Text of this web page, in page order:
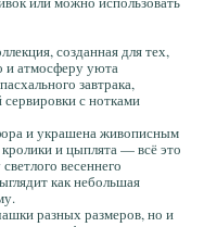
созданная для тех,
и атмосферу уюта
завтрака,
с нотками
и украшена живописным
и цыплята — всё это
весеннего
как небольшая
разных размеров, но и